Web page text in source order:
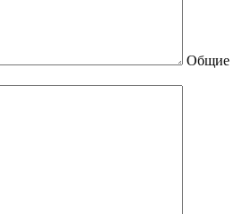
Общие